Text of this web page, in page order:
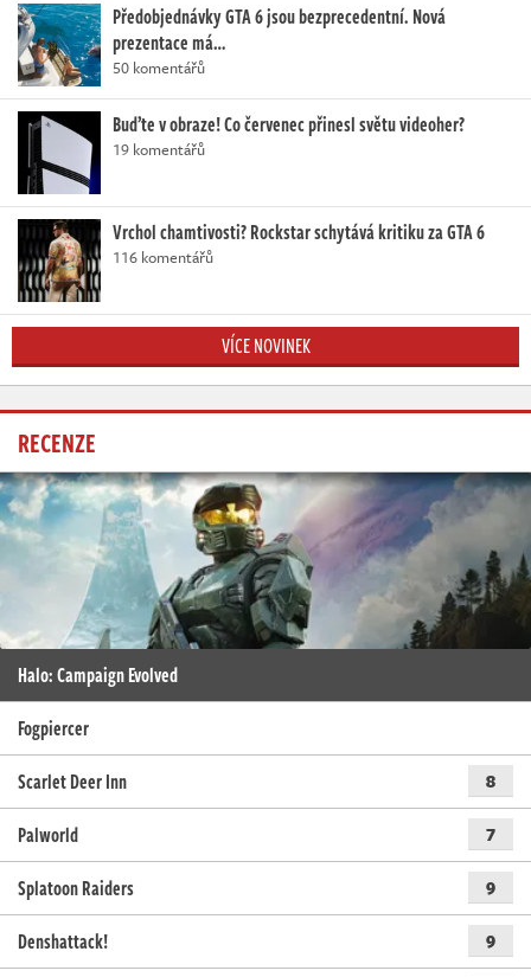
Předobjednávky GTA 6 jsou bezprecedentní. Nová
prezentace má…
50 komentářů
Buďte v obraze! Co červenec přinesl světu videoher?
19 komentářů
Vrchol chamtivosti? Rockstar schytává kritiku za GTA 6
116 komentářů
VÍCE NOVINEK
RECENZE
Halo: Campaign Evolved
Fogpiercer
Scarlet Deer Inn
8
Palworld 7
Splatoon Raiders 9
Denshattack! 9